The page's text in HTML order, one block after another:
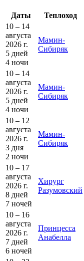
Даты Теплоход
10 – 14
августа
2026 г.
5 дней
4 ночи
Мамин-
Сибиряк
10 – 14
августа
2026 г.
5 дней
4 ночи
Мамин-
Сибиряк
10 – 12
августа
2026 г.
3 дня
2 ночи
Мамин-
Сибиряк
10 – 17
августа
2026 г.
8 дней
7 ночей
Хирург
Разумовский
10 – 16
августа
2026 г.
7 дней
6 ночей
Принцесса
Анабелла